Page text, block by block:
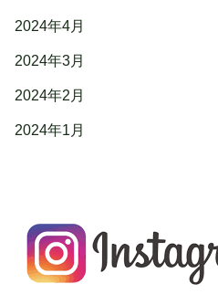
2024年4月
2024年3月
2024年2月
2024年1月